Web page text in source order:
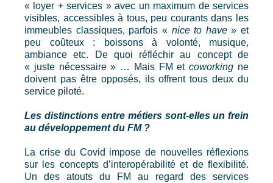
« loyer + services » avec un maximum de services
visibles, accessibles à tous, peu courants dans les
immeubles classiques, parfois « nice to have» et
peu coûteux : boissons à volonté, musique,
ambiance etc. De quoi réfléchir au concept de
« juste nécessaire » … Mais FM etcoworking ne
doivent pas être opposés, ils offrent tous deux du
service piloté.
Les distinctions entre métiers sont-elles un frein
au développement du FM ?
La crise du Covid impose de nouvelles réflexions
sur les concepts d’interopérabilité et de flexibilité.
Un des atouts du FM au regard des services